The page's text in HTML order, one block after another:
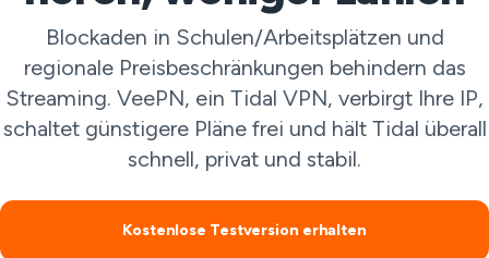
Blockaden in Schulen/Arbeitsplätzen und
regionale Preisbeschränkungen behindern das
Streaming. VeePN, ein Tidal VPN, verbirgt Ihre IP,
schaltet günstigere Pläne frei und hält Tidal überall
schnell, privat und stabil.
Kostenlose Testversion erhalten